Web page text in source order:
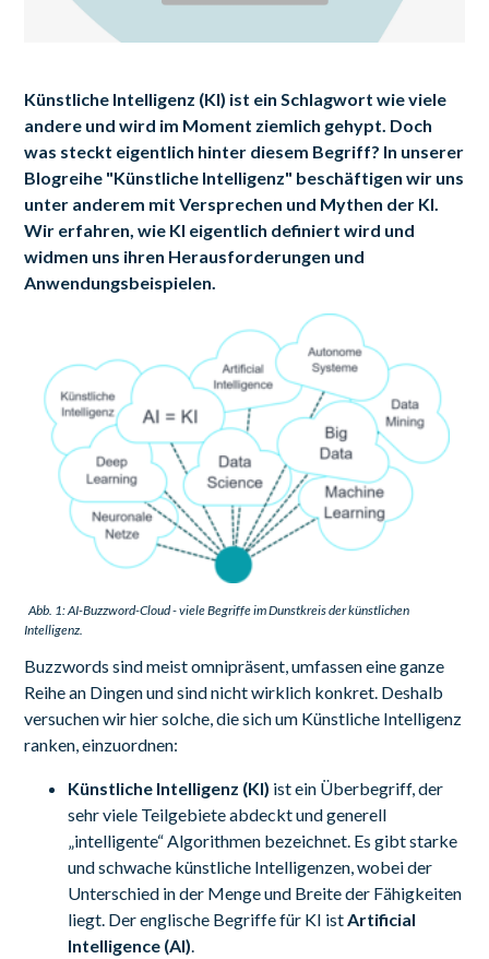
Künstliche Intelligenz (KI) ist ein Schlagwort wie viele
andere und wird im Moment ziemlich gehypt. Doch
was steckt eigentlich hinter diesem Begriff? In unserer
Blogreihe "Künstliche Intelligenz" beschäftigen wir uns
unter anderem mit Versprechen und Mythen der KI.
Wir erfahren, wie KI eigentlich definiert wird und
widmen uns ihren Herausforderungen und
Anwendungsbeispielen.
Abb. 1: AI-Buzzword-Cloud - viele Begriffe im Dunstkreis der künstlichen
Intelligenz.
Buzzwords sind meist omnipräsent, umfassen eine ganze
Reihe an Dingen und sind nicht wirklich konkret. Deshalb
versuchen wir hier solche, die sich um Künstliche Intelligenz
ranken, einzuordnen:
Künstliche Intelligenz (KI) ist ein Überbegriff, der
sehr viele Teilgebiete abdeckt und generell
„intelligente“ Algorithmen bezeichnet. Es gibt starke
und schwache künstliche Intelligenzen, wobei der
Unterschied in der Menge und Breite der Fähigkeiten
liegt. Der englische Begriffe für KI ist Artificial
Intelligence (AI)